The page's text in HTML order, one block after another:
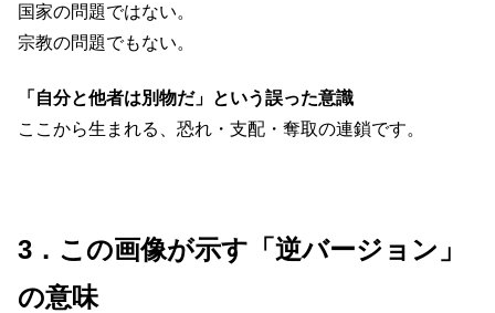
国家の問題ではない。
宗教の問題でもない。
「自分と他者は別物だ」という誤った意識
ここから生まれる、恐れ・支配・奪取の連鎖です。
3．この画像が示す「逆バージョン」
の意味